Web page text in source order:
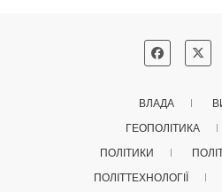
ВЛАДА
ГЕОПОЛІТИКА
ПОЛІТИКИ
ПОЛІТТЕХНОЛОГІЇ